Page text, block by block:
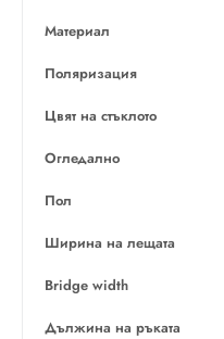
Материал
Поляризация
Цвят на стъклото
Огледално
Пол
Ширина на лещата
Bridge width
Дължина на ръката